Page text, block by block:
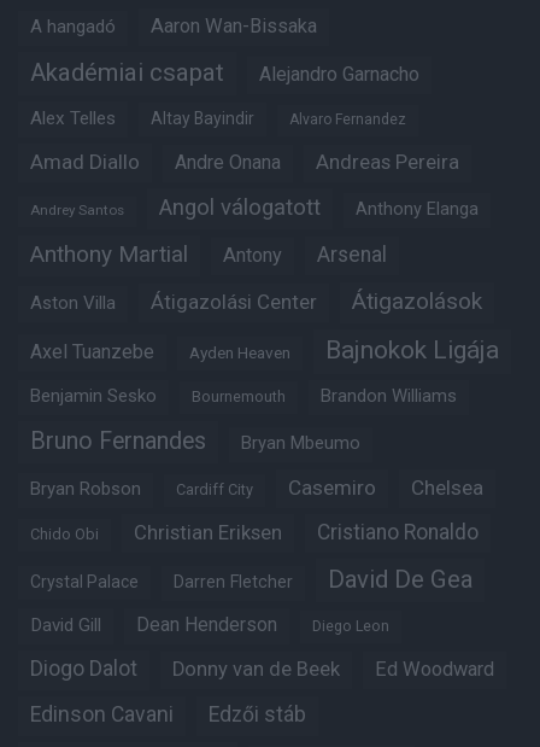
A hangadó Aaron Wan-Bissaka
Akadémiai csapat Alejandro Garnacho
Alex Telles Altay Bayindir Alvaro Fernandez
Amad Diallo Andre Onana Andreas Pereira
Andrey Santos Angol válogatott Anthony Elanga
Anthony Martial Antony Arsenal
Aston Villa Átigazolási Center Átigazolások
Axel Tuanzebe Ayden Heaven Bajnokok Ligája
Benjamin Sesko Bournemouth Brandon Williams
Bruno Fernandes Bryan Mbeumo
Bryan Robson Cardiff City Casemiro Chelsea
Chido Obi Christian Eriksen Cristiano Ronaldo
Crystal Palace Darren Fletcher David De Gea
David Gill Dean Henderson Diego Leon
Diogo Dalot Donny van de Beek Ed Woodward
Edinson Cavani Edzői stáb